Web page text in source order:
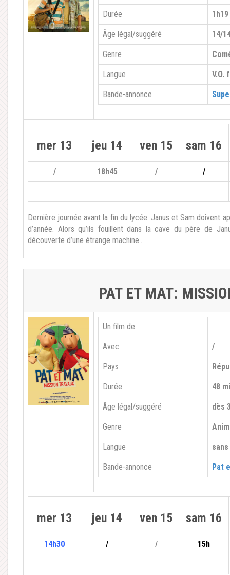
Durée 1h19
Âge légal/suggéré 14/
Genre
Langue V.O.
Bande-annonce
mer 13 jeu 14 ven 15 sam 16
/ 18h45 / /
Dernière journée avant la fin du lycée. Janus et Sam doivent
d’année. Alors qu’ils fouillent dans la cave du père de
découverte d’une étrange machine…
PAT ET MAT:
Un film de
Avec /
Pays
Durée 48
Âge légal/suggéré dès
Genre
Langue
Bande-annonce Pat
mer 13 jeu 14 ven 15 sam 16
14h30 / / 15h